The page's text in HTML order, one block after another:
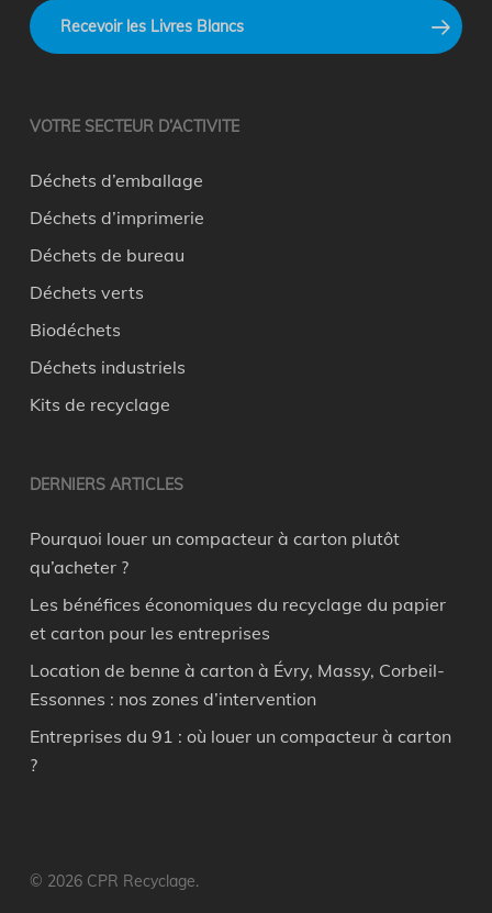
Recevoir les Livres Blancs
VOTRE SECTEUR D’ACTIVITE
Déchets d’emballage
Déchets d’imprimerie
Déchets de bureau
Déchets verts
Biodéchets
Déchets industriels
Kits de recyclage
DERNIERS ARTICLES
Pourquoi louer un compacteur à carton plutôt
qu’acheter ?
Les bénéfices économiques du recyclage du papier
et carton pour les entreprises
Location de benne à carton à Évry, Massy, Corbeil-
Essonnes : nos zones d’intervention
Entreprises du 91 : où louer un compacteur à carton
?
© 2026 CPR Recyclage.